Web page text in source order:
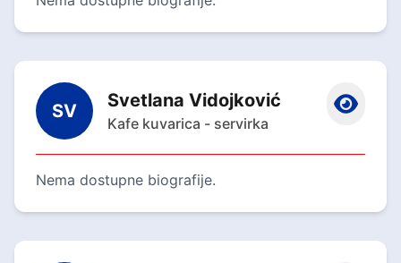
SV Svetlana Vidojković
Kafe kuvarica - servirka
Nema dostupne biografije.